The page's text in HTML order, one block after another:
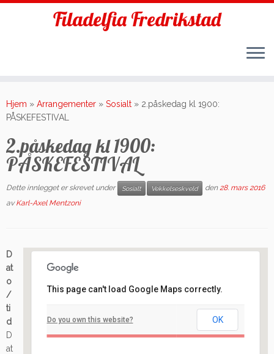
to
content
Filadelfia Fredrikstad
Hjem » Arrangementer » Sosialt » 2.påskedag kl 1900:
PÅSKEFESTIVAL
2.påskedag kl 1900:
PÅSKEFESTIVAL
Dette innlegget er skrevet under Sosialt Vekkelseskveld den28. mars 2016
avKarl-Axel Mentzoni
Arrangement
This page can't load Google Maps correctly.
Do you own this website? OK
D
at
o
/
ti
d
D
at